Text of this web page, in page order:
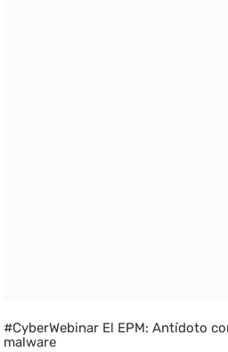
#CyberWebinar El EPM: Antídoto
malware